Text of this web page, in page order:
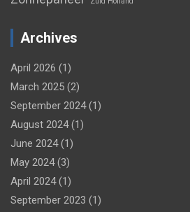
Archives
April 2026 (1)
March 2025 (2)
September 2024(1)
August 2024(1)
June 2024(1)
May 2024(3)
April 2024(1)
September 2023 (1)